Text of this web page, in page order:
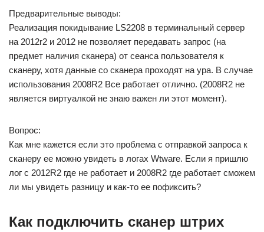
Предварительные выводы:
Реализация покидывание LS2208 в терминальный сервер
на 2012r2 и 2012 не позволяет передавать запрос (на
предмет наличия сканера) от сеанса пользователя к
сканеру, хотя данные со сканера проходят на ура. В случае
использования 2008R2 Все работает отлично. (2008R2 не
является виртуалкой не знаю важен ли этот момент).
Вопрос:
Как мне кажется если это проблема с отправкой запроса к
сканеру ее можно увидеть в логах Wtware. Если я пришлю
лог с 2012R2 где не работает и 2008R2 где работает сможем
ли мы увидеть разницу и как-то ее пофиксить?
Как подключить сканер штрих